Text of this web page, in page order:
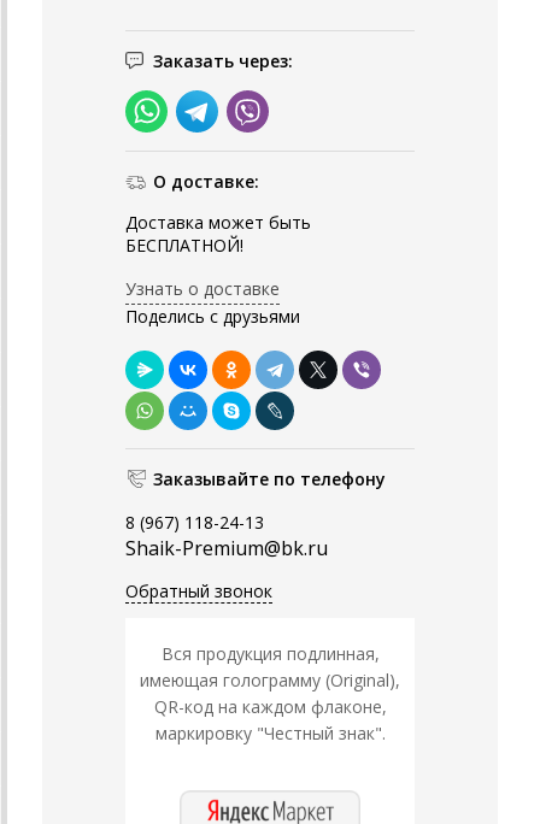
Заказать через:
О доставке:
Доставка может быть
БЕСПЛАТНОЙ!
Узнать о доставке
Поделись с друзьями
Заказывайте по телефону
8 (967) 118-24-13
Shaik-Premium@bk.ru
Обратный звонок
Вся продукция подлинная,
имеющая голограмму (Original),
QR-код на каждом флаконе,
маркировку "Честный знак".